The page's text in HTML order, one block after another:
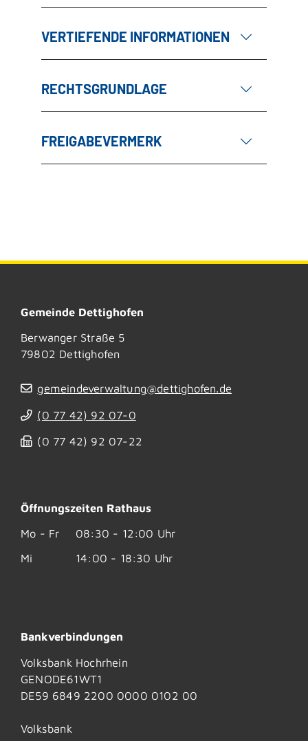
VERTIEFENDE INFORMATIONEN
RECHTSGRUNDLAGE
FREIGABEVERMERK
Gemeinde Dettighofen
Berwanger Straße 5
79802 Dettighofen
gemeindeverwaltung@dettighofen.de
(0 77 42) 92 07-0
(0 77 42) 92 07-22
Öffnungszeiten Rathaus
Mo - Fr
08:30 - 12:00 Uhr
Mi
14:00 - 18:30 Uhr
Bankverbindungen
Volksbank Hochrhein
GENODE61WT1
DE59 6849 2200 0000 0102 00
Volksbank